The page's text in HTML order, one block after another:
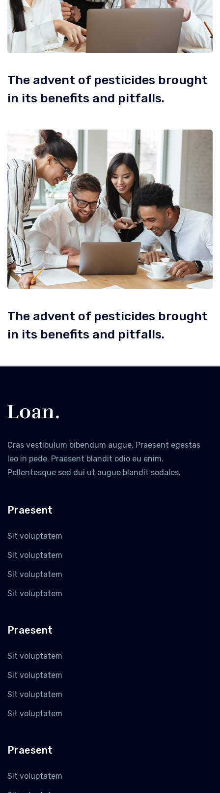
The advent of pesticides brought
in its benefits and pitfalls.
The advent of pesticides brought
in its benefits and pitfalls.
Cras vestibulum bibendum augue. Praesent egestas
leo in pede. Praesent blandit odio eu enim.
Pellentesque sed dui ut augue blandit sodales.
Praesent
Sit voluptatem
Sit voluptatem
Sit voluptatem
Sit voluptatem
Praesent
Sit voluptatem
Sit voluptatem
Sit voluptatem
Sit voluptatem
Praesent
Sit voluptatem